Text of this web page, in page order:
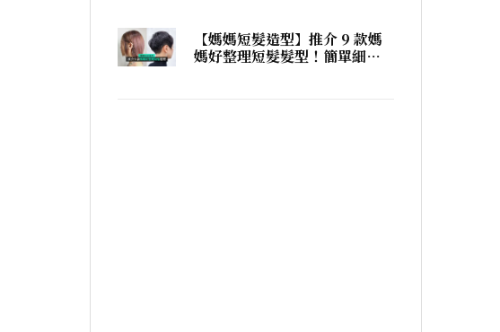
【媽媽短髮造型】推介 9 款媽
媽好整理短髮髮型！簡單細節